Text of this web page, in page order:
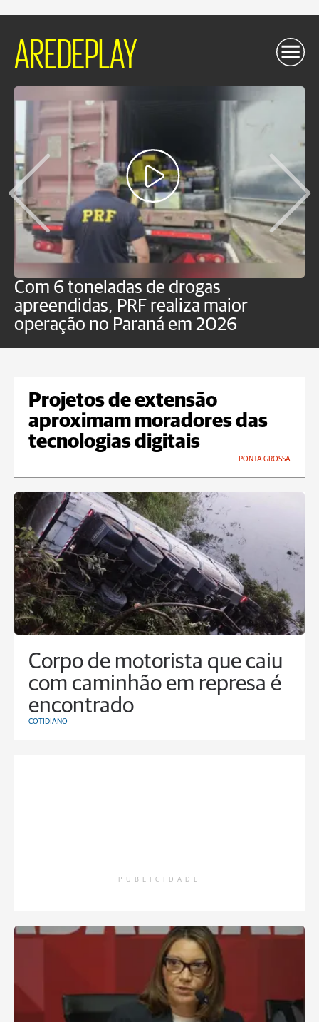
AREDEPLAY
Com 6 toneladas de drogas
apreendidas, PRF realiza maior
operação no Paraná em 2026
Projetos de extensão
aproximam moradores das
tecnologias digitais
PONTA GROSSA
Corpo de motorista que caiu
com caminhão em represa é
encontrado
COTIDIANO
PUBLICIDADE